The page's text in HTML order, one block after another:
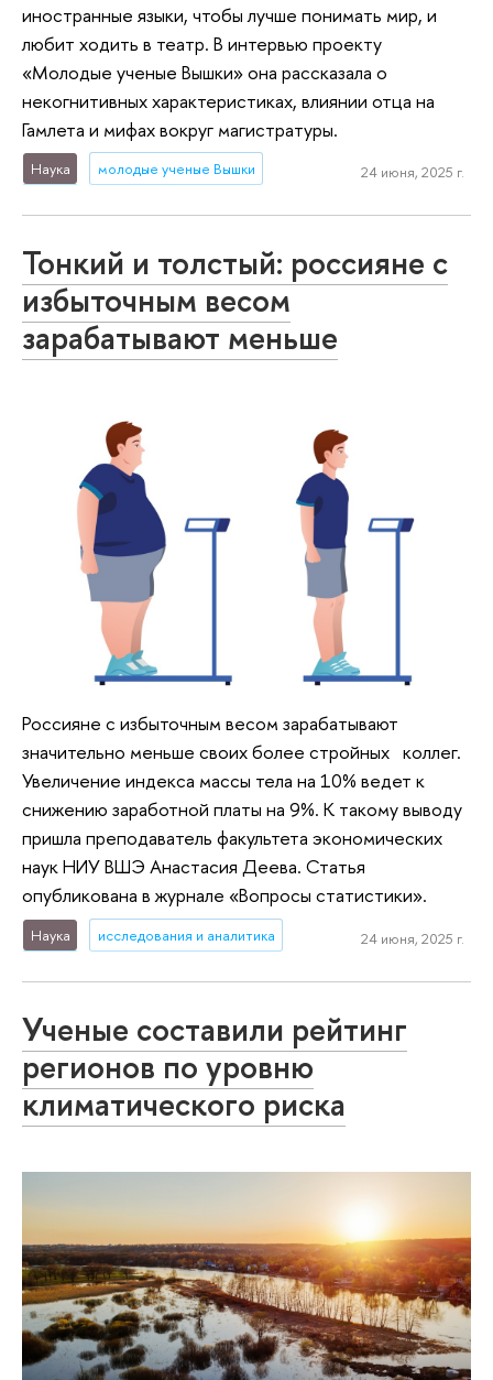
иностранные языки, чтобы лучше понимать мир, и
любит ходить в театр. В интервью проекту
«Молодые ученые Вышки» она рассказала о
некогнитивных характеристиках, влиянии отца на
Гамлета и мифах вокруг магистратуры.
Наука молодые ученые Вышки 24 июня, 2025 г.
Тонкий и толстый: россияне с
избыточным весом
зарабатывают меньше
Россияне с избыточным весом зарабатывают
значительно меньше своих более стройных коллег.
Увеличение индекса массы тела на 10% ведет к
снижению заработной платы на 9%. К такому выводу
пришла преподаватель факультета экономических
наук НИУ ВШЭ Анастасия Деева. Статья
опубликована в журнале «Вопросы статистики».
Наука исследования и аналитика 24 июня, 2025 г.
Ученые составили рейтинг
регионов по уровню
климатического риска